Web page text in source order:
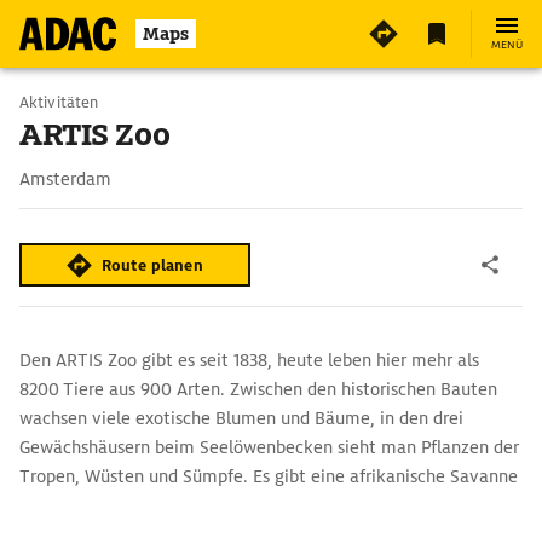
Maps MENÜ
Aktivitäten
ARTIS Zoo
Amsterdam
Route planen
Den ARTIS Zoo gibt es seit 1838, heute leben hier mehr als
8200 Tiere aus 900 Arten. Zwischen den historischen Bauten
wachsen viele exotische Blumen und Bäume, in den drei
Gewächshäusern beim Seelöwenbecken sieht man Pflanzen der
Tropen, Wüsten und Sümpfe. Es gibt eine afrikanische Savanne